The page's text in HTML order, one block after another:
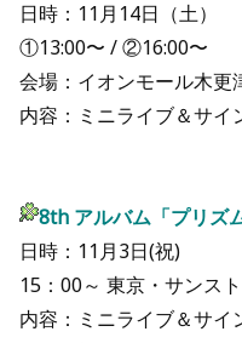
日時：11月14日（土）
①13:00〜 / ②16:00〜
会場：イオンモール木更
内容：ミニライブ＆サイ
8th アルバム「プリズ
日時：11月3日(祝)
15：00～ 東京・サンス
内容：ミニライブ＆サイ